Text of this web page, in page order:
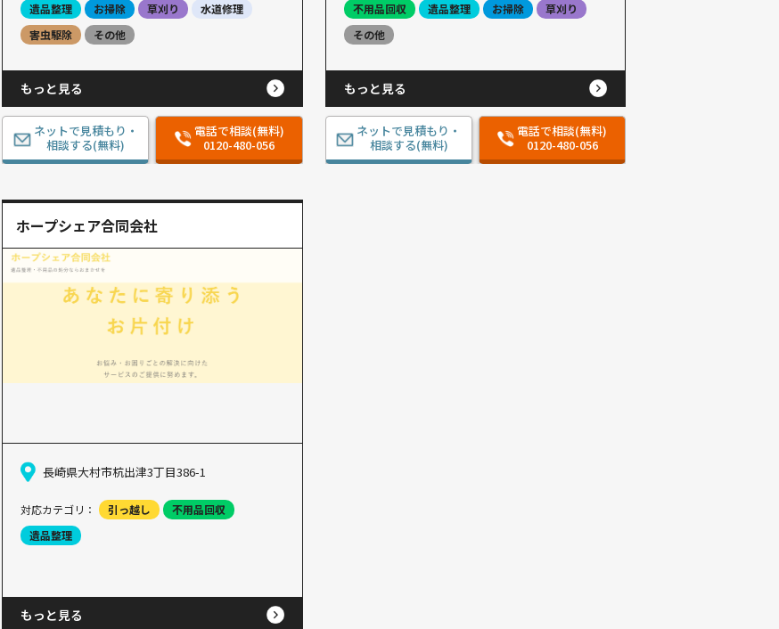
遺品整理
お掃除 草刈り
水道修理
害虫駆除
その他
もっと見る
ネットで見積もり・
相談する(無料)
電話で相談(無料)
0120-480-056
不用品回収
遺品整理 お掃除
草刈り
その他
もっと見る
ネットで見積もり・
相談する(無料)
電話で相談(無料)
0120-480-056
ホープシェア合同会社
長崎県大村市杭出津3丁目386-1
対応カテゴリ： 引っ越し
不用品回収
遺品整理
もっと見る